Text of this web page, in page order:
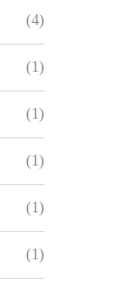
(4)
(1)
(1)
(1)
(1)
(1)